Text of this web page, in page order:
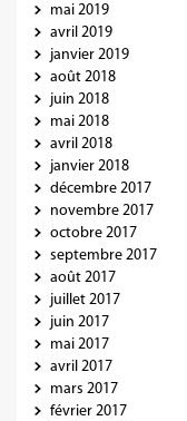
mai 2019
avril 2019
janvier 2019
août 2018
juin 2018
mai 2018
avril 2018
janvier 2018
décembre 2017
novembre 2017
octobre 2017
septembre 2017
août 2017
juillet 2017
juin 2017
mai 2017
avril 2017
mars 2017
février 2017